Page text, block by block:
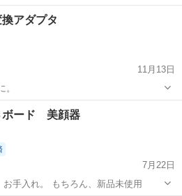
その他 充電器
アダプタ
11月13日
その他 アダプタ
ボード 美顔器
7月22日
手入れ。 もちろん、新品未使用